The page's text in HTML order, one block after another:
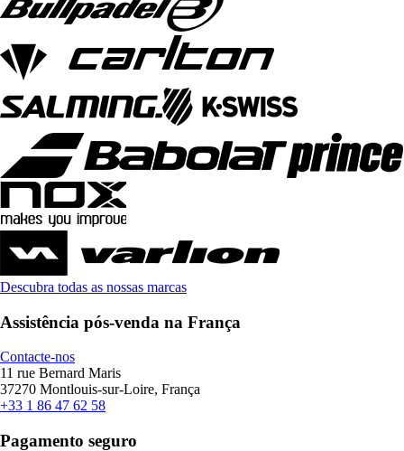
Descubra todas as nossas marcas
Assistência pós-venda na França
Contacte-nos
11 rue Bernard Maris
37270 Montlouis-sur-Loire, França
+33 1 86 47 62 58
Pagamento seguro